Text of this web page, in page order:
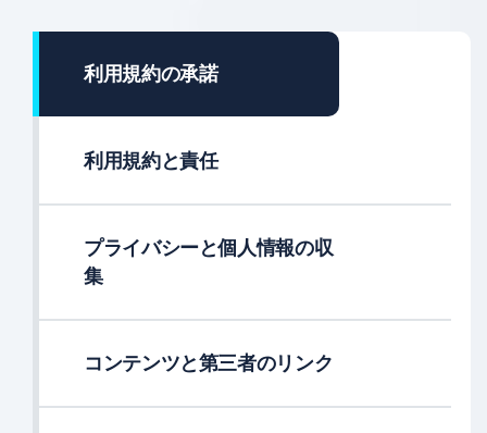
利用規約の承諾
利用規約と責任
プライバシーと個人情報の収
集
コンテンツと第三者のリンク